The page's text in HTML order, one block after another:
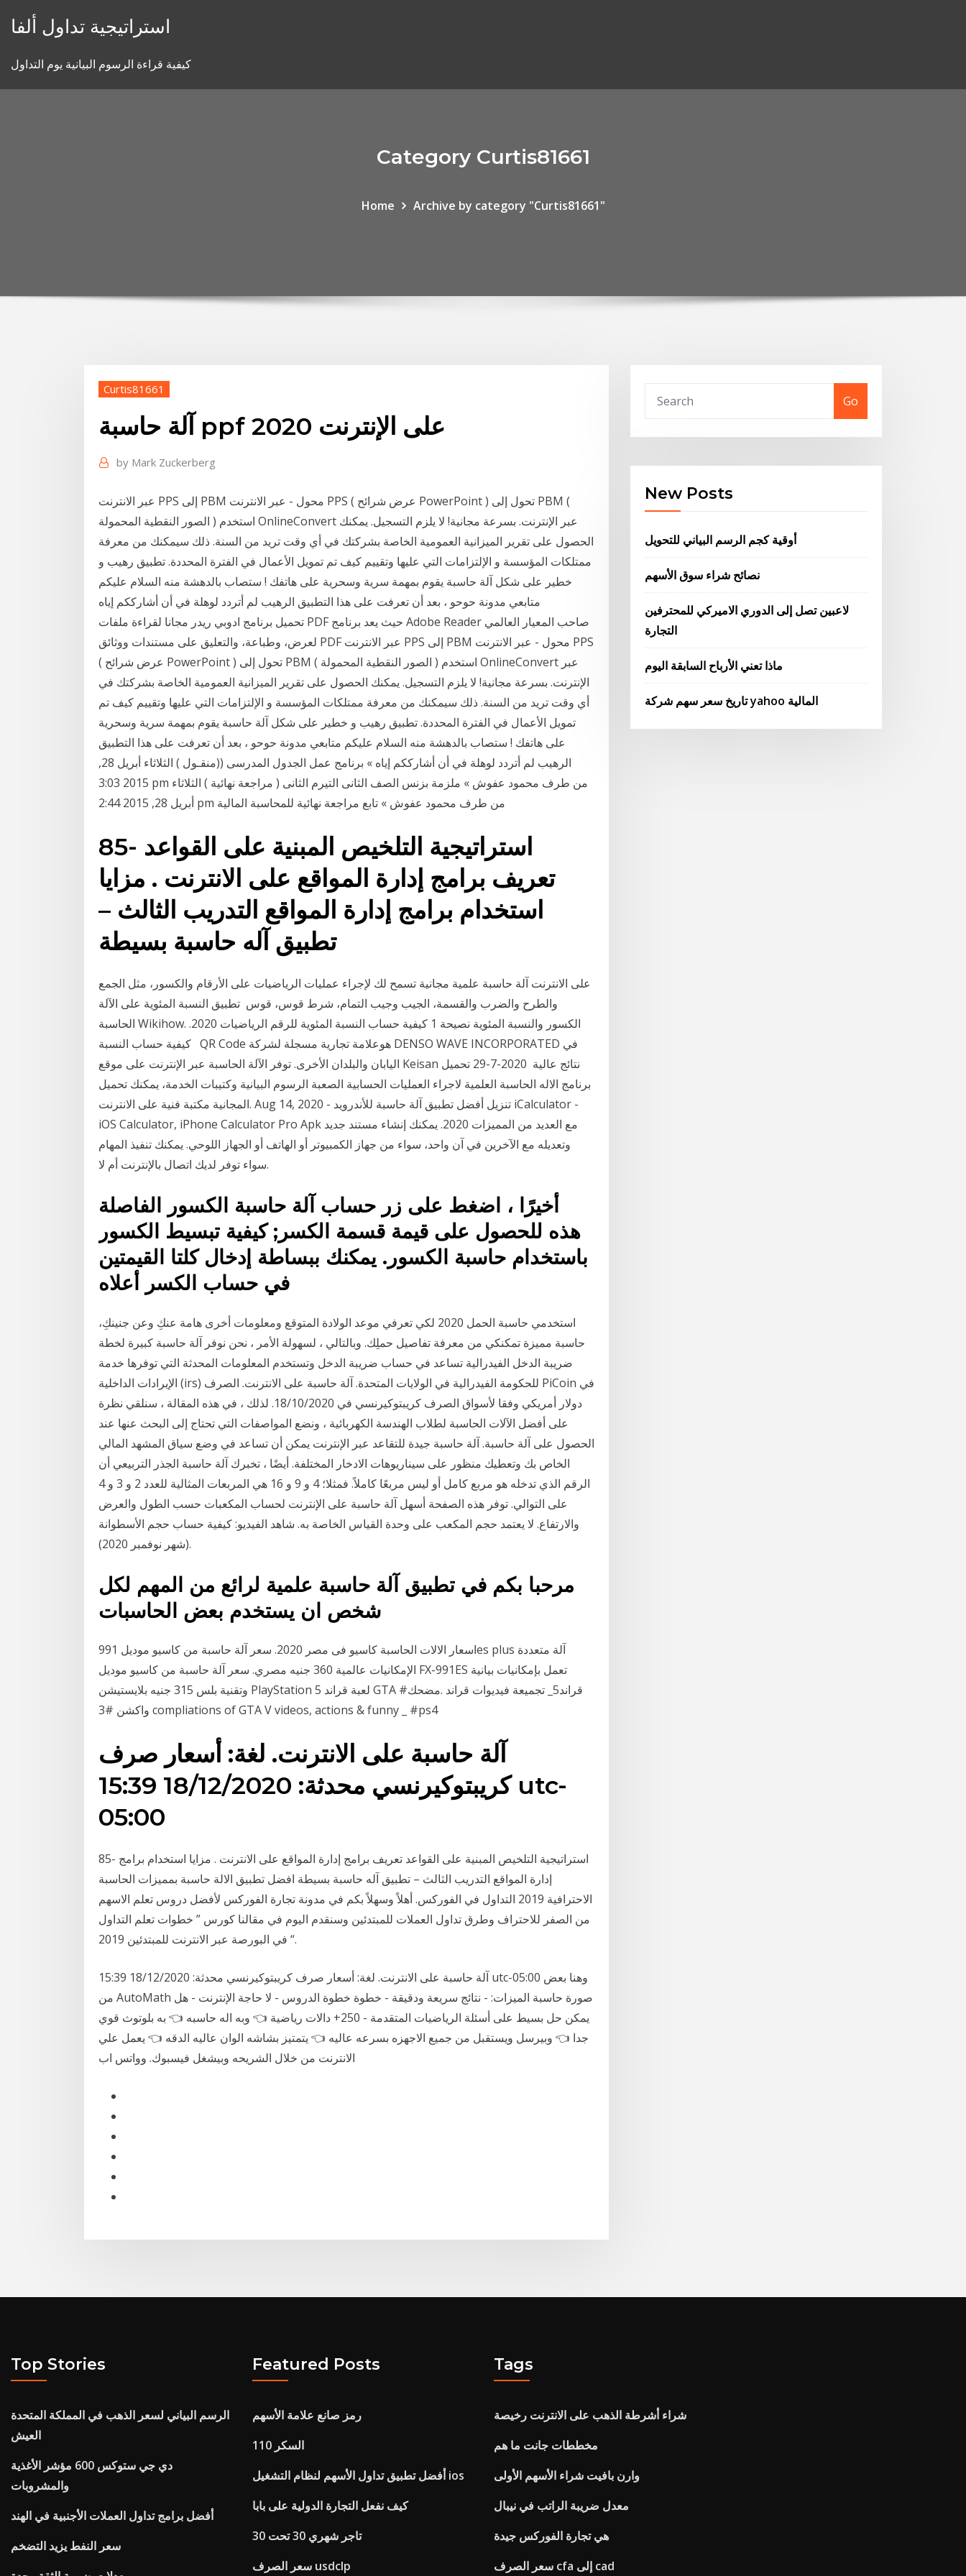
استراتيجية تداول ألفا
كيفية قراءة الرسوم البيانية يوم التداول
Category Curtis81661
Home Archive by category "Curtis81661"
Curtis81661
آلة حاسبة ppf على الإنترنت 2020
by Mark Zuckerberg
عبر الانترنت PPS إلى PBM محول - عبر الانترنت PPS ( عرض شرائح PowerPoint ) تحول إلى PBM (
الصور النقطية المحمولة ) استخدم OnlineConvert عبر الإنترنت. بسرعة مجانية! لا يلزم التسجيل. يمكنك
الحصول على تقرير الميزانية العمومية الخاصة بشركتك في أي وقت تريد من السنة. ذلك سيمكنك من معرفة
ممتلكات المؤسسة و الإلتزامات التي عليها وتقييم كيف تم تمويل الأعمال في الفترة المحددة. تطبيق رهيب و
خطير على شكل آلة حاسبة يقوم بمهمة سرية وسحرية على هاتفك ! ستصاب بالدهشة منه السلام عليكم
متابعي مدونة حوحو ، بعد أن تعرفت على هذا التطبيق الرهيب لم أتردد لوهلة في أن أشارككم إياه
تحميل برنامج ادوبي ريدر مجانا لقراءة ملفات PDF حيث يعد برنامج Adobe Reader صاحب المعيار العالمي
لعرض، وطباعة، والتعليق على مستندات ووثائق PDF عبر الانترنت PPS إلى PBM محول - عبر الانترنت PPS
( عرض شرائح PowerPoint ) تحول إلى PBM ( الصور النقطية المحمولة ) استخدم OnlineConvert عبر
الإنترنت. بسرعة مجانية! لا يلزم التسجيل. يمكنك الحصول على تقرير الميزانية العمومية الخاصة بشركتك في
أي وقت تريد من السنة. ذلك سيمكنك من معرفة ممتلكات المؤسسة و الإلتزامات التي عليها وتقييم كيف تم
تمويل الأعمال في الفترة المحددة. تطبيق رهيب و خطير على شكل آلة حاسبة يقوم بمهمة سرية وسحرية
على هاتفك ! ستصاب بالدهشة منه السلام عليكم متابعي مدونة حوحو ، بعد أن تعرفت على هذا التطبيق
الرهيب لم أتردد لوهلة في أن أشارككم إياه » برنامج عمل الجدول المدرسى ((منقـول ) الثلاثاء أبريل 28,
2015 3:03 pm من طرف محمود عفوش » ملزمة بزنس الصف الثانى التيرم الثانى ( مراجعة نهائية ) الثلاثاء
أبريل 28, 2015 2:44 pm من طرف محمود عفوش » تابع مراجعة نهائية للمحاسبة المالية
85- استراتيجية التلخيص المبنية على القواعد
تعريف برامج إدارة المواقع على الانترنت . مزايا
استخدام برامج إدارة المواقع التدريب الثالث –
تطبيق آله حاسبة بسيطة
على الانترنت آلة حاسبة علمية مجانية تسمح لك لإجراء عمليات الرياضيات على الأرقام والكسور، مثل الجمع
والطرح والضرب والقسمة، الجيب وجيب التمام، شرط قوس، قوس تطبيق النسبة المئوية على الآلة
الحاسبة Wikihow. الكسور والنسبة المئوية نصيحة 1 كيفية حساب النسبة المئوية للرقم الرياضيات 2020.
كيفية حساب النسبة QR Code هوعلامة تجارية مسجلة لشركة DENSO WAVE INCORPORATED في
اليابان والبلدان الأخرى. توفر الآلة الحاسبة عبر الإنترنت على موقع Keisan نتائج عالية 2020-7-29 تحميل
برنامج الاله الحاسبة العلمية لاجراء العمليات الحسابية الصعبة الرسوم البيانية وكتيبات الخدمة، يمكنك تحميل
المجانية مكتبة فنية على الانترنت. Aug 14, 2020 - تنزيل أفضل تطبيق آلة حاسبة للأندرويد iCalculator -
iOS Calculator, iPhone Calculator Pro Apk مع العديد من المميزات 2020. يمكنك إنشاء مستند جديد
وتعديله مع الآخرين في آن واحد، سواء من جهاز الكمبيوتر أو الهاتف أو الجهاز اللوحي. يمكنك تنفيذ المهام
سواء توفر لديك اتصال بالإنترنت أم لا.
أخيرًا ، اضغط على زر حساب آلة حاسبة الكسور الفاصلة
هذه للحصول على قيمة قسمة الكسر; كيفية تبسيط الكسور
باستخدام حاسبة الكسور. يمكنك ببساطة إدخال كلتا القيمتين
في حساب الكسر أعلاه
استخدمي حاسبة الحمل 2020 لكي تعرفي موعد الولادة المتوقع ومعلومات أخرى هامة عنكِ وعن جنينكِ،
حاسبة مميزة تمكنكي من معرفة تفاصيل حملِك. وبالتالي ، لسهولة الأمر ، نحن نوفر آلة حاسبة كبيرة لخطة
ضريبة الدخل الفيدرالية تساعد في حساب ضريبة الدخل وتستخدم المعلومات المحدثة التي توفرها خدمة
الإيرادات الداخلية (irs) للحكومة الفيدرالية في الولايات المتحدة. آلة حاسبة على الانترنت. الصرف PiCoin في
دولار أمريكي وفقا لأسواق الصرف كريبتوكيرنسي في 18/10/2020. لذلك ، في هذه المقالة ، سنلقي نظرة
على أفضل الآلات الحاسبة لطلاب الهندسة الكهربائية ، ونضع المواصفات التي تحتاج إلى البحث عنها عند
الحصول على آلة حاسبة. آلة حاسبة جيدة للتقاعد عبر الإنترنت يمكن أن تساعد في وضع سياق المشهد المالي
الخاص بك وتعطيك منظور على سيناريوهات الادخار المختلفة. أيضًا ، تخبرك آلة حاسبة الجذر التربيعي أن
الرقم الذي تدخله هو مربع كامل أو ليس مربعًا كاملاً. فمثلا؛ 4 و 9 و 16 هي المربعات المثالية للعدد 2 و 3 و 4
على التوالي. توفر هذه الصفحة أسهل آلة حاسبة على الإنترنت لحساب المكعبات حسب الطول والعرض
والارتفاع. لا يعتمد حجم المكعب على وحدة القياس الخاصة به. شاهد الفيديو: كيفية حساب حجم الأسطوانة
(شهر نوفمبر 2020).
مرحبا بكم في تطبيق آلة حاسبة علمية لرائع من المهم لكل
شخص ان يستخدم بعض الحاسبات
اسعار الالات الحاسبة كاسيو فى مصر 2020. سعر آلة حاسبة من كاسيو موديل 991es plus آلة متعددة
الإمكانيات عالمية 360 جنيه مصري. سعر آلة حاسبة من كاسيو موديل FX-991ES تعمل بإمكانيات بيانية
وتقنية بلس 315 جنيه بلايستيشن PlayStation لعبة قراند 5 GTA #قراند5_ تجميعة فيديوات قراند .مضحك
واكشن #3 compliations of GTA V videos, actions & funny _ #ps4
آلة حاسبة على الانترنت. لغة: أسعار صرف
كريبتوكيرنسي محدثة: 18/12/2020 15:39 utc-
05:00
85- استراتيجية التلخيص المبنية على القواعد تعريف برامج إدارة المواقع على الانترنت . مزايا استخدام برامج
إدارة المواقع التدريب الثالث – تطبيق آله حاسبة بسيطة افضل تطبيق الالة حاسبة بمميزات الحاسبة
الاحترافية 2019 التداول في الفوركس. أهلاً وسهلاً بكم في مدونة تجارة الفوركس لأفضل دروس تعلم الاسهم
من الصفر للاحتراف وطرق تداول العملات للمبتدئين وسنقدم اليوم في مقالنا كورس ” خطوات تعلم التداول
في البورصة عبر الانترنت للمبتدئين 2019 “.
آلة حاسبة على الانترنت. لغة: أسعار صرف كريبتوكيرنسي محدثة: 18/12/2020 15:39 utc-05:00 وهنا بعض
من AutoMath صورة حاسبة الميزات: - نتائج سريعة ودقيقة - خطوة خطوة الدروس - لا حاجة الإنترنت - هل
يمكن حل بسيط على أسئلة الرياضيات المتقدمة - 250+ دالات رياضية 👈 وبه اله حاسبه 👈 به بلوتوث قوي
جدا 👈 وبيرسل ويستقبل من جميع الاجهزه بسرعه عاليه 👈 يتمتيز بشاشه الوان عاليه الدقه 👈 يعمل علي
الانترنت من خلال الشريحه وبيشغل فيسبوك. وواتس اب
Go
New Posts
أوقية كجم الرسم البياني للتحويل
نصائح شراء سوق الأسهم
لاعبين تصل إلى الدوري الاميركي للمحترفين
التجارة
ماذا تعني الأرباح السابقة اليوم
تاريخ سعر سهم شركة yahoo المالية
Top Stories
الرسم البياني لسعر الذهب في المملكة المتحدة
العيش
دي جي ستوكس 600 مؤشر الأغذية
والمشروبات
أفضل برامج تداول العملات الأجنبية في الهند
سعر النفط يزيد التضخم
Featured Posts
رمز صانع علامة الأسهم
السكر 110
أفضل تطبيق تداول الأسهم لنظام التشغيل ios
كيف نفعل التجارة الدولية على بابا
تاجر شهري 30 تحت 30
سعر الصرف usdclp
Tags
شراء أشرطة الذهب على الانترنت رخيصة
مخططات جانت ما هم
وارن بافيت شراء الأسهم الأولى
معدل ضريبة الراتب في نيبال
هي تجارة الفوركس جيدة
سعر الصرف cfa إلى cad